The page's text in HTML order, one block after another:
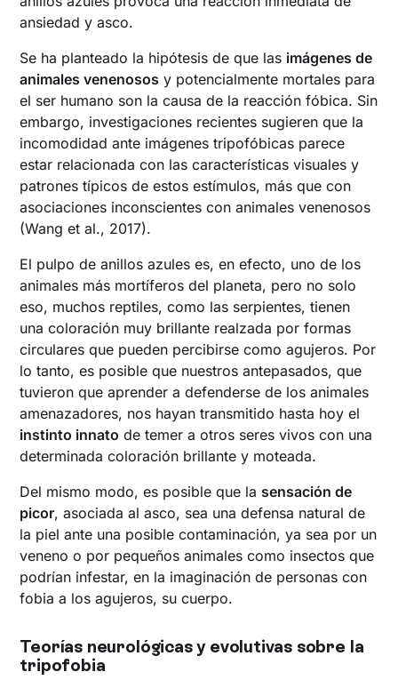
ansiedad y asco.
Se ha planteado la hipótesis de que las imágenes de
animales venenosos y potencialmente mortales para
el ser humano son la causa de la reacción fóbica. Sin
embargo, investigaciones recientes sugieren que la
incomodidad ante imágenes tripofóbicas parece
estar relacionada con las características visuales y
patrones típicos de estos estímulos, más que con
asociaciones inconscientes con animales venenosos
(Wang et al., 2017).
El pulpo de anillos azules es, en efecto, uno de los
animales más mortíferos del planeta, pero no solo
eso, muchos reptiles, como las serpientes, tienen
una coloración muy brillante realzada por formas
circulares que pueden percibirse como agujeros. Por
lo tanto, es posible que nuestros antepasados, que
tuvieron que aprender a defenderse de los animales
amenazadores, nos hayan transmitido hasta hoy el
instinto innato de temer a otros seres vivos con una
determinada coloración brillante y moteada.
Del mismo modo, es posible que la sensación de
picor, asociada al asco, sea una defensa natural de
la piel ante una posible contaminación, ya sea por un
veneno o por pequeños animales como insectos que
podrían infestar, en la imaginación de personas con
fobia a los agujeros, su cuerpo.
Teorías neurológicas y evolutivas sobre la
tripofobia